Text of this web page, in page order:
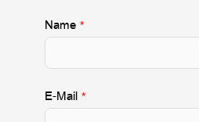
Name*
E-Mail*